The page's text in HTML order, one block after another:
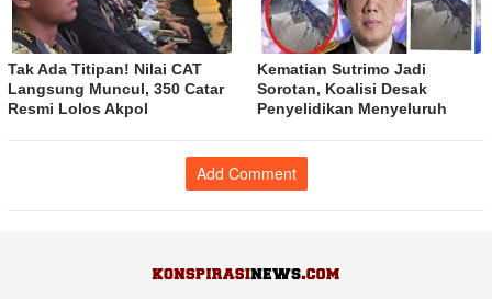
Tak Ada Titipan! Nilai CAT
Langsung Muncul, 350 Catar
Resmi Lolos Akpol
Kematian Sutrimo Jadi
Sorotan, Koalisi Desak
Penyelidikan Menyeluruh
Add Comment